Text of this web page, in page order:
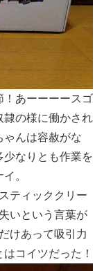
！あーーーースゴ
隷の様に働かされ
ゃんは容赦がな
少なりとも作業を
。
ティッククリー
いという言葉が
けあって吸引力
コイツだった！